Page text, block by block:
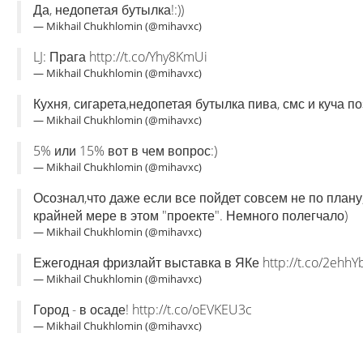
Да, недопетая бутылка!:))
— Mikhail Chukhlomin (@mihavxc)
LJ: Прага http://t.co/Yhy8KmUi
— Mikhail Chukhlomin (@mihavxc)
Кухня, сигарета,недопетая бутылка пива, смс и
— Mikhail Chukhlomin (@mihavxc)
5% или 15% вот в чем вопрос:)
— Mikhail Chukhlomin (@mihavxc)
Осознал,что даже если все пойдет совсем не по
крайней мере в этом "проекте". Немного полегчало)
— Mikhail Chukhlomin (@mihavxc)
Ежегодная фризлайт выставка в ЯКе http://t.co/
— Mikhail Chukhlomin (@mihavxc)
Город - в осаде! http://t.co/oEVKEU3c
— Mikhail Chukhlomin (@mihavxc)